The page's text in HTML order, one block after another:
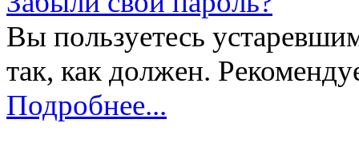
Вы пользуетесь
так, как должен.
Подробнее...